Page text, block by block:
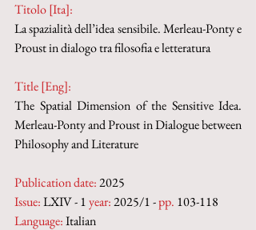
Titolo [Ita]:
La spazialità dell’idea sensibile. Merleau-Ponty e
Proust in dialogo tra filosofia e letteratura
Title [Eng]:
The Spatial Dimension of the Sensitive Idea.
Merleau-Ponty and Proust in Dialogue between
Philosophy and Literature
Publication date: 2025
Issue: LXIV - 1 year: 2025/1 - pp. 103-118
Language: Italian